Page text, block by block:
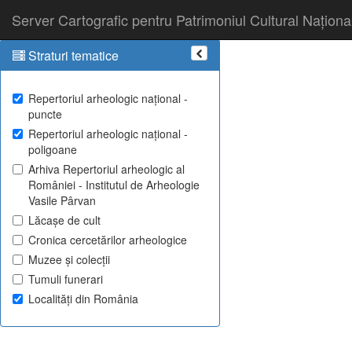
Server Cartografic pentru Patrimoniul Cultural
Straturi tematice
Repertoriul arheologic național -
puncte
Repertoriul arheologic național -
poligoane
Arhiva Repertoriul arheologic al
României - Institutul de Arheologie
Vasile Pârvan
Lăcașe de cult
Cronica cercetărilor arheologice
Muzee și colecții
Tumuli funerari
Localități din România